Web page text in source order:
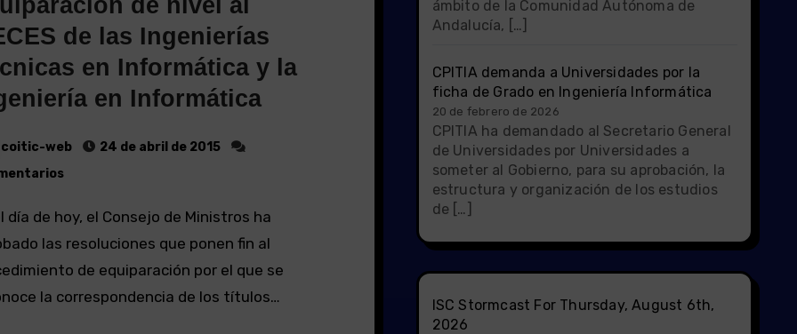
de nivel al
de las Ingenierías
en Informática y la
en Informática
coitic-web
24 de abril de 2015
las resoluciones que ponen fin al
de equiparación por el que se
la correspondencia de los títulos…
ámbito de la Comunidad Autónoma de
Andalucía, […]
CPITIA demanda a Universidades por la
ficha de Grado en Ingeniería Informática
20 de febrero de 2026
CPITIA ha demandado al Secretario General
de Universidades por Universidades a
someter al Gobierno, para su aprobación, la
estructura y organización de los estudios
de […]
ISC Stormcast For Thursday, August 6th,
2026